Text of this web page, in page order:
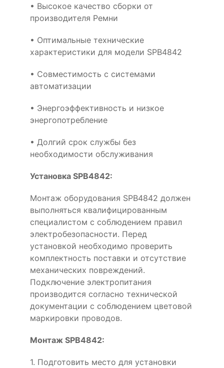
• Высокое качество сборки от
производителя Ремни
• Оптимальные технические
характеристики для модели SPB4842
• Совместимость с системами
автоматизации
• Энергоэффективность и низкое
энергопотребление
• Долгий срок службы без
необходимости обслуживания
Установка SPB4842:
Монтаж оборудования SPB4842 должен
выполняться квалифицированным
специалистом с соблюдением правил
электробезопасности. Перед
установкой необходимо проверить
комплектность поставки и отсутствие
механических повреждений.
Подключение электропитания
производится согласно технической
документации с соблюдением цветовой
маркировки проводов.
Монтаж SPB4842:
1. Подготовить место для установки